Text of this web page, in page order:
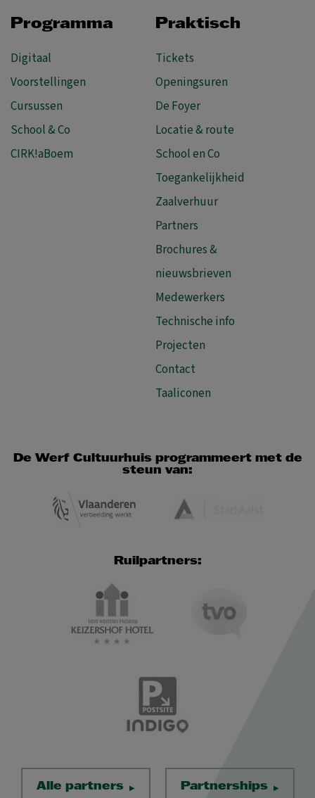
Programma
Digitaal
Voorstellingen
Cursussen
School & Co
CIRK!aBoem
Praktisch
Tickets
Openingsuren
De Foyer
Locatie & route
School en Co
Toegankelijkheid
Zaalverhuur
Partners
Brochures &
nieuwsbrieven
Medewerkers
Technische info
Projecten
Contact
Taaliconen
De Werf Cultuurhuis programmeert met de
steun van:
Ruilpartners:
Alle partners Partnerships